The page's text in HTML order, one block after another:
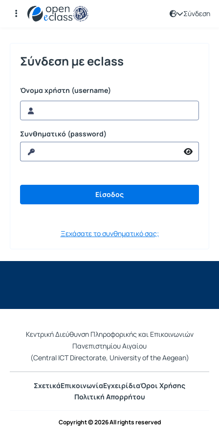
Σύνδεση
Σύνδεση
Σύνδεση με eclass
Όνομα χρήστη (username)
Συνθηματικό (password)
Ξεχάσατε το συνθηματικό σας;
Κεντρική Διεύθυνση Πληροφορικής και Επικοινωνιών
Πανεπιστημίου Αιγαίου
(Central ICT Directorate, University of the Aegean)
ΣχετικάΕπικοινωνίαΕγχειρίδιαΌροι Χρήσης
Πολιτική Απορρήτου
Copyright © 2026 All rights reserved